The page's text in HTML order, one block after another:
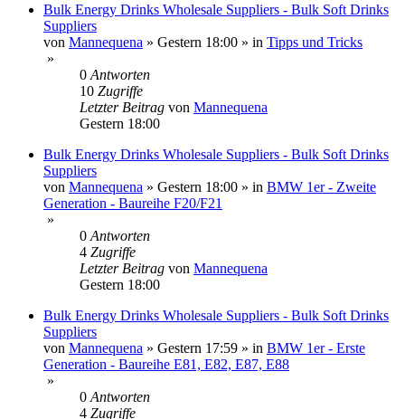
Bulk Energy Drinks Wholesale Suppliers - Bulk Soft Drinks
Suppliers
von Mannequena » Gestern 18:00 » in Tipps und Tricks
»
0 Antworten
10 Zugriffe
Letzter Beitrag von Mannequena
Gestern 18:00
Bulk Energy Drinks Wholesale Suppliers - Bulk Soft Drinks
Suppliers
von Mannequena » Gestern 18:00 » in BMW 1er - Zweite
Generation - Baureihe F20/F21
»
0 Antworten
4 Zugriffe
Letzter Beitrag von Mannequena
Gestern 18:00
Bulk Energy Drinks Wholesale Suppliers - Bulk Soft Drinks
Suppliers
von Mannequena » Gestern 17:59 » in BMW 1er - Erste
Generation - Baureihe E81, E82, E87, E88
»
0 Antworten
4 Zugriffe